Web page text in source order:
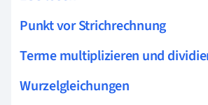
Punkt vor Strichrechnung
Terme multiplizieren und
Wurzelgleichungen